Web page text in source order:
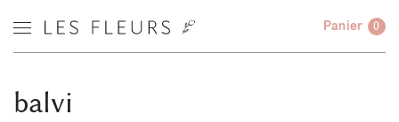
Panier 0
balvi